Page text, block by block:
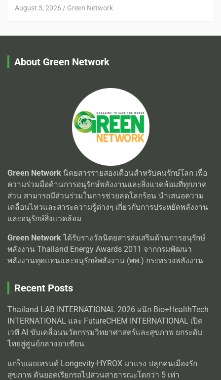
August 3, 2026 Green Network
About Green Network
Green Network นิตยสารรายสองเดือนสำหรับคนรักษ์โลก เพื่อ
ความร่วมมือด้านการอนุรักษ์พลังงานและสิ่งแวดล้อมที่ทุกภาค
ส่วน สามารถมีส่วนร่วมในการช่วยลดโลกร้อน นำเสนอความ
เคลื่อนไหวและสาระความรู้ต่างๆ เกี่ยวกับการประหยัดพลังงาน
และอนุรักษ์สิ่งแวดล้อม
Green Networkได้รับรางวัลนิตยสารส่งเสริมด้านการอนุรักษ์
พลังงาน Thailand Energy Awards 2011 จากกรมพัฒนา
พลังงานทุดแทนและอนุรักษ์พลังงาน (พพ.) กระทรวงพลังงาน
Recent Posts
Thailand LAB INTERNATIONAL 2026 ผนึก Bio+HealthTech
INTERNATIONAL และ FutureCHEM INTERNATIONAL เปิด
เวที AI ขับเคลื่อนนวัตกรรมวิทยาศาสตร์และสุขภาพ ยกระดับ
ไทยสู่ศูนย์กลางอาเซียน
แกร็บเผยเทรนด์ Longevity-HYROX มาแรง ปลุกคนเมืองรัก
สุขภาพ ดันยอดเรียกรถไปสวนสาธารณะโตกว่า 5 เท่า